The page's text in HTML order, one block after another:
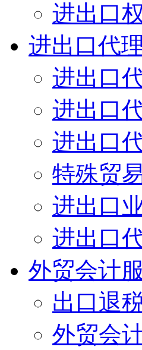
进出口
进出口代理
进出口
进出口
进出口
特殊贸
进出口
进出口
外贸会计
出口退
外贸会